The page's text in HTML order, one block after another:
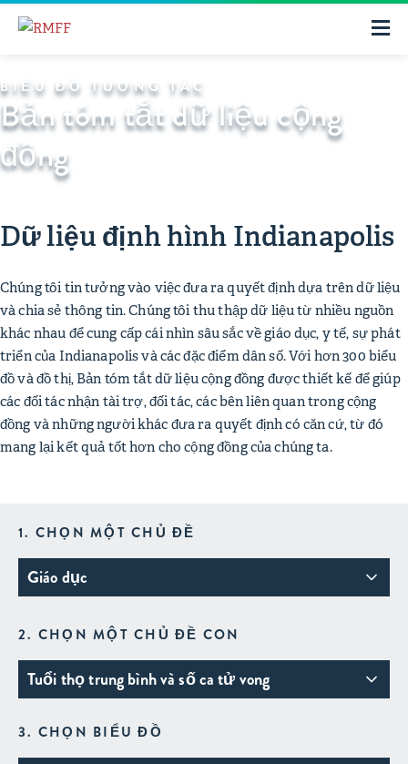
BIỂU ĐỒ TƯƠNG TÁC
Bản tóm tắt dữ liệu cộng
đồng
Dữ liệu định hình Indianapolis
Chúng tôi tin tưởng vào việc đưa ra quyết định dựa trên dữ liệu
và chia sẻ thông tin. Chúng tôi thu thập dữ liệu từ nhiều nguồn
khác nhau để cung cấp cái nhìn sâu sắc về giáo dục, y tế, sự phát
triển của Indianapolis và các đặc điểm dân số. Với hơn 300 biểu
đồ và đồ thị, Bản tóm tắt dữ liệu cộng đồng được thiết kế để giúp
các đối tác nhận tài trợ, đối tác, các bên liên quan trong cộng
đồng và những người khác đưa ra quyết định có căn cứ, từ đó
mang lại kết quả tốt hơn cho cộng đồng của chúng ta.
1. CHỌN MỘT CHỦ ĐỀ
Giáo dục
2. CHỌN MỘT CHỦ ĐỀ CON
Tuổi thọ trung bình và số ca tử vong
3. CHỌN BIỂU ĐỒ